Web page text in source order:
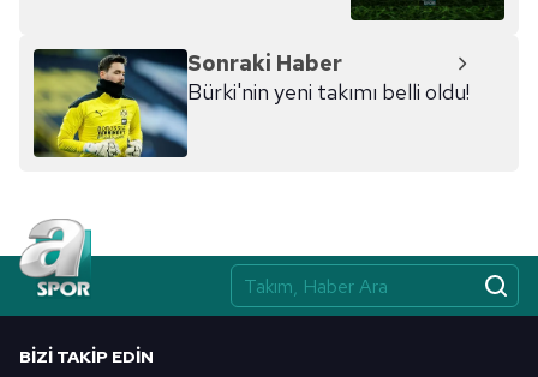
Sonraki Haber
Bürki'nin yeni takımı belli oldu!
BIZI TAKIP EDIN